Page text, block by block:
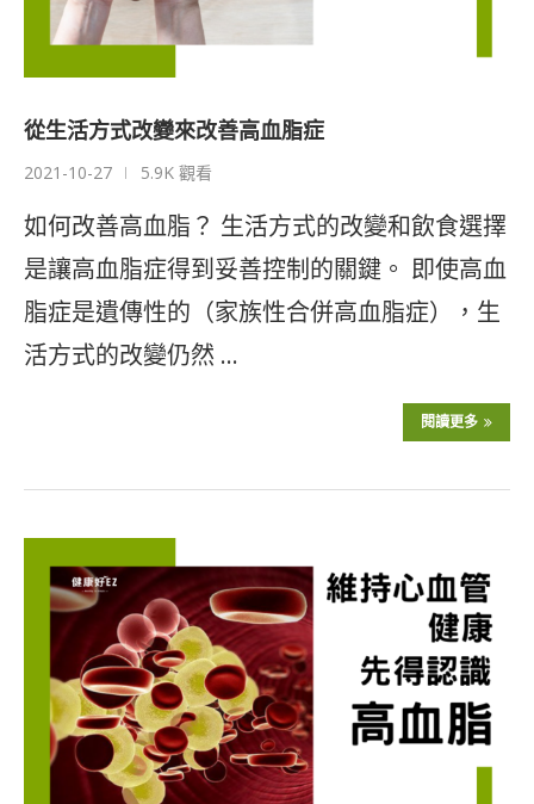
從生活方式改變來改善高血脂症
2021-10-27 5.9K 觀看
如何改善高血脂？ 生活方式的改變和飲食選擇
是讓高血脂症得到妥善控制的關鍵。 即使高血
脂症是遺傳性的（家族性合併高血脂症），生
活方式的改變仍然 …
閱讀更多